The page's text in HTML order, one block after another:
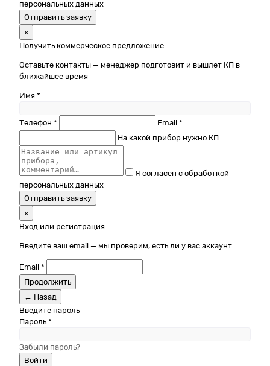
персональных данных
Отправить заявку
×
Получить коммерческое предложение
Оставьте контакты — менеджер подготовит и вышлет КП в
ближайшее время
Имя *
Телефон *
Email *
На какой прибор нужно КП
Я согласен с обработкой
персональных данных
Отправить заявку
×
Вход или регистрация
Введите ваш email — мы проверим, есть ли у вас аккаунт.
Email *
Продолжить
← Назад
Введите пароль
Пароль *
Забыли пароль?
Войти